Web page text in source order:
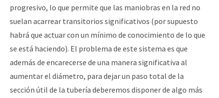
progresivo, lo que permite que las maniobras en la red no
suelan acarrear transitorios significativos (por supuesto
habrá que actuar con un mínimo de conocimiento de lo que
se está haciendo). El problema de este sistema es que
además de encarecerse de una manera significativa al
aumentar el diámetro, para dejar un paso total de la
sección útil de la tubería deberemos disponer de algo más